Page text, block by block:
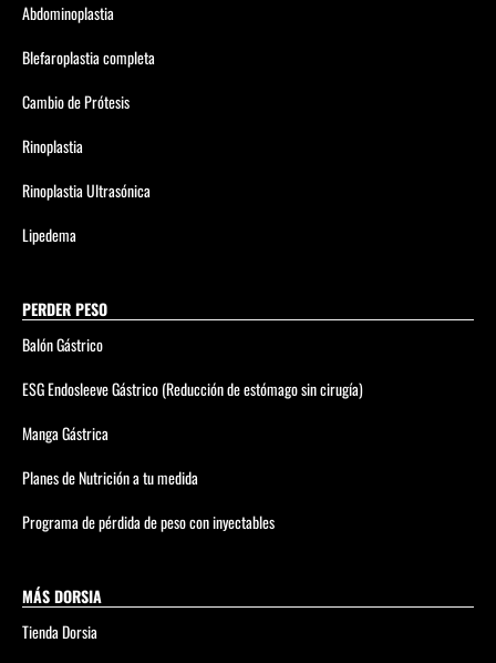
Abdominoplastia
Blefaroplastia completa
Cambio de Prótesis
Rinoplastia
Rinoplastia Ultrasónica
Lipedema
PERDER PESO
Balón Gástrico
ESG Endosleeve Gástrico (Reducción de estómago sin cirugía)
Manga Gástrica
Planes de Nutrición a tu medida
Programa de pérdida de peso con inyectables
MÁS DORSIA
Tienda Dorsia